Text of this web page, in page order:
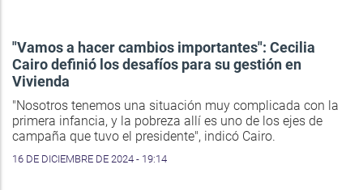
"Vamos a hacer cambios importantes": Cecilia
Cairo definió los desafíos para su gestión en
Vivienda
"Nosotros tenemos una situación muy complicada con la
primera infancia, y la pobreza allí es uno de los ejes de
campaña que tuvo el presidente", indicó Cairo.
16 DE DICIEMBRE DE 2024 - 19:14